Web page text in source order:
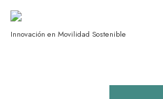
Innovación en Movilidad Sostenible